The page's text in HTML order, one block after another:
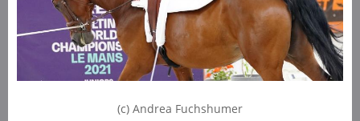
(c) Andrea Fuchshumer